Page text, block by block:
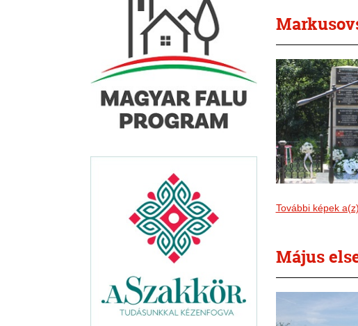
További képek
Május